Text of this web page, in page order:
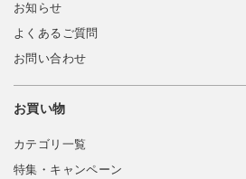
お知らせ
よくあるご質問
お問い合わせ
お買い物
カテゴリ一覧
特集・キャンペーン